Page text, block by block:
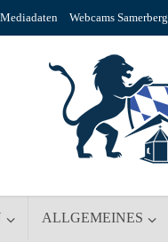
Mediadaten Webcams Samerberg
ALLGEMEINES